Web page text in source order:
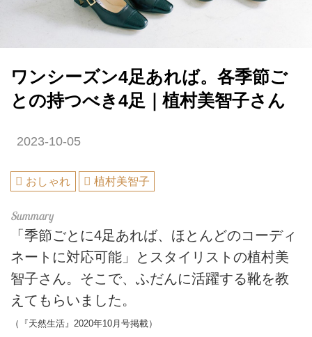
ワンシーズン4足あれば。各季節ご
との持つべき4足｜植村美智子さん
2023-10-05
おしゃれ 植村美智子
「季節ごとに4足あれば、ほとんどのコーディ
ネートに対応可能」とスタイリストの植村美
智子さん。そこで、ふだんに活躍する靴を教
えてもらいました。
（『天然生活』2020年10月号掲載）